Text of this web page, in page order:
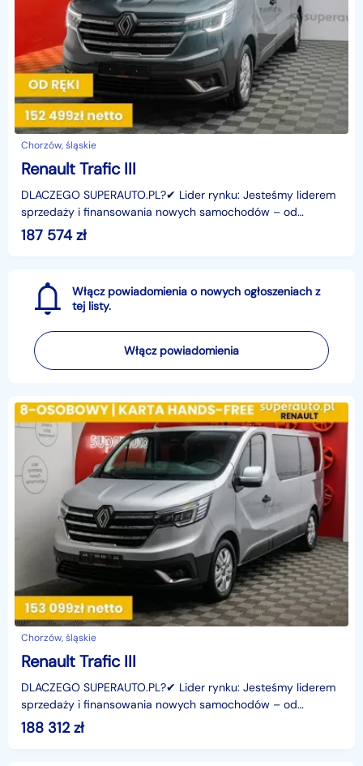
Chorzów, śląskie
Renault Trafic III
DLACZEGO SUPERAUTO.PL?✔ Lider rynku: Jesteśmy liderem
sprzedaży i finansowania nowych samochodów – od
osobowych, przez dostawcze, po segment premium.✔
Zaufanie
187 574zł
Włącz powiadomienia o nowych ogłoszeniach z
tej listy.
Włącz powiadomienia
Chorzów, śląskie
Renault Trafic III
DLACZEGO SUPERAUTO.PL?✔ Lider rynku: Jesteśmy liderem
sprzedaży i finansowania nowych samochodów – od
osobowych, przez dostawcze, po segment premium.✔
Zaufanie
188 312zł